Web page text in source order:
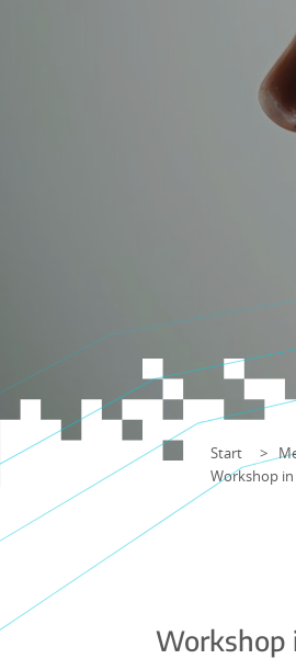
Start
Workshop
Workshop